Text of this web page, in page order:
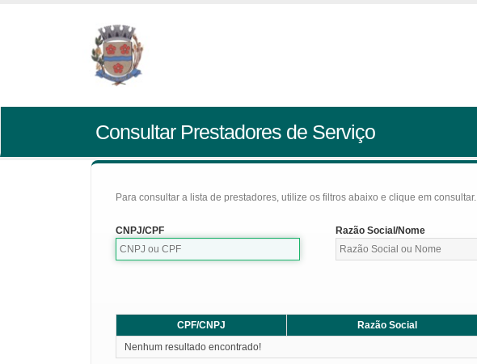
Consultar Prestadores de Serviço
Para consultar a lista de prestadores, utilize os filtros abaixo e clique em consultar.
CNPJ/CPF Razão Social/Nome
CPF/CNPJ Razão Social
Nenhum resultado encontrado!